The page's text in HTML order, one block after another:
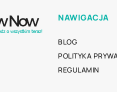
NAWIGACJA
BLOG
POLITYKA
REGULAMIN